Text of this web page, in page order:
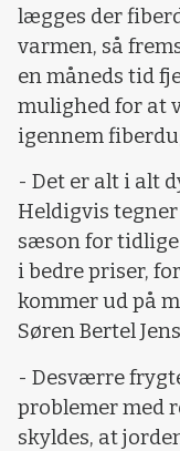
lægges der
varmen, så
en måneds tid
mulighed for at
igennem
- Det er alt i alt
Heldigvis
sæson for
i bedre priser,
kommer ud på
Søren Bertel
- Desværre
problemer med
skyldes, at